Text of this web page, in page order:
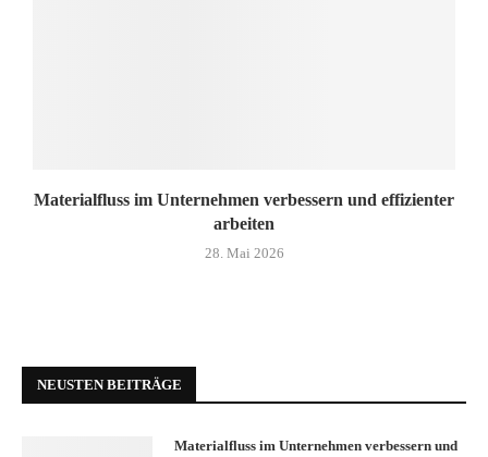
Materialfluss im Unternehmen verbessern und effizienter
arbeiten
28. Mai 2026
NEUSTEN BEITRÄGE
Materialfluss im Unternehmen verbessern und